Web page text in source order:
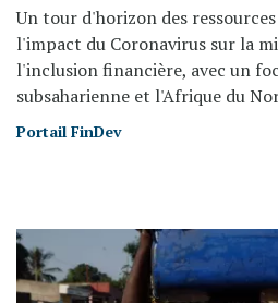
Un tour d'horizon des
l'impact du Coronavirus sur la
l'inclusion financière, avec un
subsaharienne et l'Afrique du
Portail FinDev